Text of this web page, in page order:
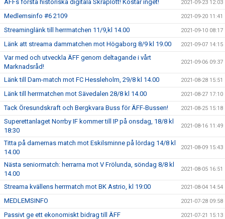
ÄFFs första historiska digitala Skraplott! Kostar inget! 2021-09-23 12:03
Medlemsinfo #6 2109 2021-09-20 11:41
Streaminglänk till herrmatchen 11/9,kl 14.00 2021-09-10 08:17
Länk att streama dammatchen mot Högaborg 8/9 kl 19.00 2021-09-07 14:15
Var med och utveckla ÄFF genom deltagande i vårt
Marknadsråd!
2021-09-06 09:37
Länk till Dam-match mot FC Hessleholm, 29/8 kl 14.00 2021-08-28 15:51
Länk till herrmatchen mot Sävedalen 28/8 kl 14.00 2021-08-27 17:10
Tack Öresundskraft och Bergkvara Buss för ÄFF-Bussen! 2021-08-25 15:18
Superettanlaget Norrby IF kommer till IP på onsdag, 18/8 kl
18:30
2021-08-16 11:49
Titta på damernas match mot Eskilsminne på lördag 14/8 kl
14.00
2021-08-09 15:43
Nästa seniormatch: herrarna mot V Frölunda, söndag 8/8 kl
14.00
2021-08-05 16:51
Streama kvällens herrmatch mot BK Astrio, kl 19:00 2021-08-04 14:54
MEDLEMSINFO 2021-07-28 09:58
Passivt ge ett ekonomiskt bidrag till ÄFF 2021-07-21 15:13